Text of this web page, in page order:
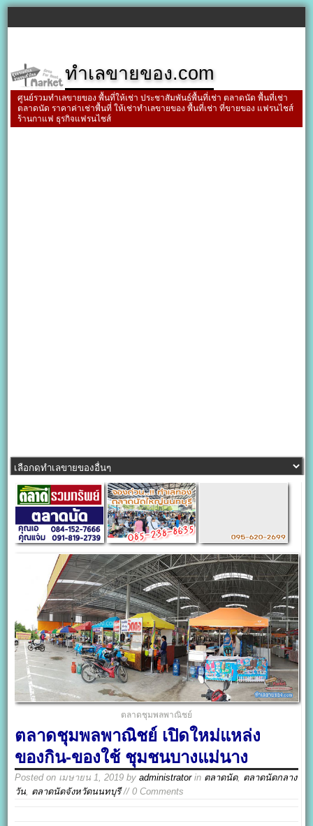
ทำเลขายของ.com
ศูนย์รวมทำเลขายของ พื้นที่ให้เช่า ประชาสัมพันธ์พื้นที่เช่า ตลาดนัด พื้นที่เช่า
ตลาดนัด ราคาค่าเช่าพื้นที่ ให้เช่าทำเลขายของ พื้นที่เช่า ที่ขายของ แฟรนไชส์
ร้านกาแฟ ธุรกิจแฟรนไชส์
ตลาดชุมพลพาณิชย์
ตลาดชุมพลพาณิชย์ เปิดใหม่แหล่ง
ของกิน-ของใช้ ชุมชนบางแม่นาง
Posted on เมษายน 1, 2019 byadministratorin ตลาดนัด, ตลาดนัดกลาง
วัน, ตลาดนัดจังหวัดนนทบุรี// 0 Comments